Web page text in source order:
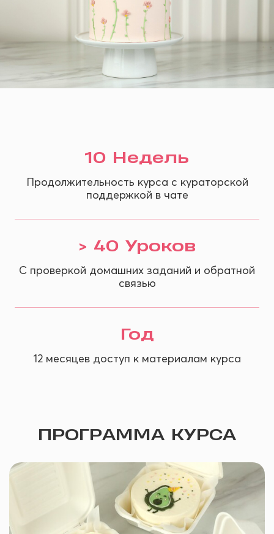
10 Недель
Продолжительность курса с кураторской
поддержкой в чате
> 40 Уроков
С проверкой домашних заданий и обратной
связью
Год
12 месяцев доступ к материалам курса
ПРОГРАММА КУРСА